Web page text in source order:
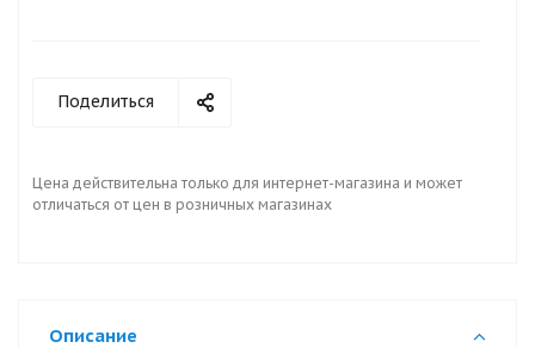
Поделиться
Цена действительна только для интернет-магазина и может
отличаться от цен в розничных магазинах
Описание